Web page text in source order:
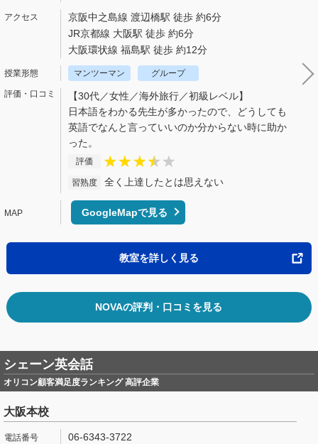
京阪中之島線 渡辺橋駅 徒歩 約6分
JR京都線 大阪駅 徒歩 約6分
大阪環状線 福島駅 徒歩 約12分
マンツーマン グループ
【30代／女性／海外旅行／初級レベル】
日本語をわかる先生が多かったので、どうしても
英語でなんと言っていいのか分からない時に助か
った。
評価
習熟度 全く上達したとは思えない
GoogleMapで見る
教室を詳しく見る
NOVAの評判・口コミを見る
シェーン英会話
オリコン顧客満足度ランキング 高評企業
大阪本校
06-6343-3722